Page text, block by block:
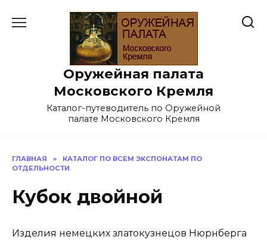
Оружейная палата
Московского Кремля
Каталог-путеводитель по Оружейной
палате Московского Кремля
ГЛАВНАЯ »
КАТАЛОГ ПО ВСЕМ ЭКСПОНАТАМ ПО
ОТДЕЛЬНОСТИ
Кубок двойной
Изделия немецких златокузнецов Нюрнберга